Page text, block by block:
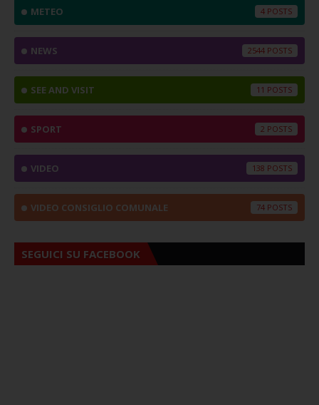
METEO 4
NEWS 2544
SEE AND VISIT 11
SPORT 2
VIDEO 138
VIDEO CONSIGLIO COMUNALE 74
SEGUICI SU FACEBOOK